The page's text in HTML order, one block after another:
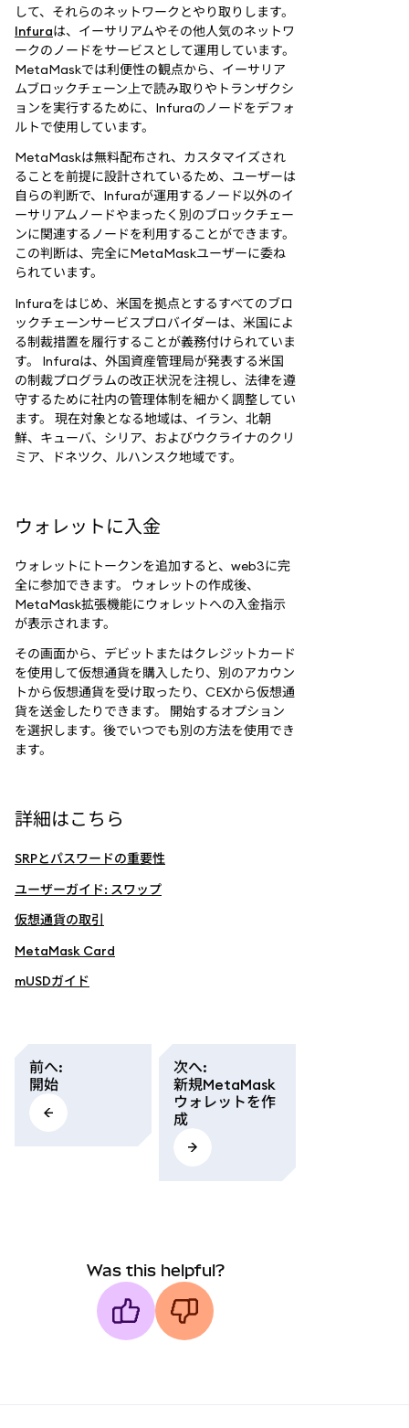
して、それらのネットワークとやり取りします。
Infuraは、イーサリアムやその他人気のネットワ
ークのノードをサービスとして運用しています。
MetaMaskでは利便性の観点から、イーサリア
ムブロックチェーン上で読み取りやトランザクシ
ョンを実行するために、Infuraのノードをデフォ
ルトで使用しています。
MetaMaskは無料配布され、カスタマイズされ
ることを前提に設計されているため、ユーザーは
自らの判断で、Infuraが運用するノード以外のイ
ーサリアムノードやまったく別のブロックチェー
ンに関連するノードを利用することができます。
この判断は、完全にMetaMaskユーザーに委ね
られています。
Infuraをはじめ、米国を拠点とするすべてのブロ
ックチェーンサービスプロバイダーは、米国によ
る制裁措置を履行することが義務付けられていま
す。 Infuraは、外国資産管理局が発表する米国
の制裁プログラムの改正状況を注視し、法律を遵
守するために社内の管理体制を細かく調整してい
ます。 現在対象となる地域は、イラン、北朝
鮮、キューバ、シリア、およびウクライナのクリ
ミア、ドネツク、ルハンスク地域です。
ウォレットに入金
ウォレットにトークンを追加すると、web3に完
全に参加できます。 ウォレットの作成後、
MetaMask拡張機能にウォレットへの入金指示
が表示されます。
その画面から、デビットまたはクレジットカード
を使用して仮想通貨を購入したり、別のアカウン
トから仮想通貨を受け取ったり、CEXから仮想通
貨を送金したりできます。 開始するオプション
を選択します。後でいつでも別の方法を使用でき
ます。
詳細はこちら
SRPとパスワードの重要性
ユーザーガイド: スワップ
仮想通貨の取引
MetaMask Card
mUSDガイド
前へ:
開始
次へ:
新規MetaMask
ウォレットを作
成
Was this helpful?